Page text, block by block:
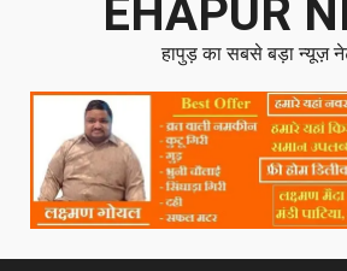
EHAPUR
हापुड़ का सबसे बड़ा न्यूज़